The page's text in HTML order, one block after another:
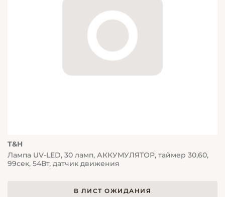
T&H
Лампа UV-LED, 30 ламп, АККУМУЛЯТОР, таймер 30,60,
99сек, 54Вт, датчик движения
В ЛИСТ ОЖИДАНИЯ